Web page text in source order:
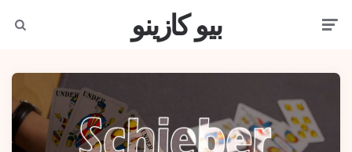
بیو کازینو